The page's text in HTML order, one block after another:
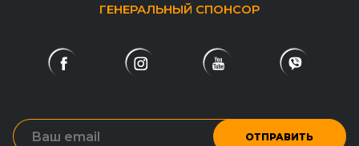
ГЕНЕРАЛЬНЫЙ СПОНСОР
ОТПРАВИТЬ